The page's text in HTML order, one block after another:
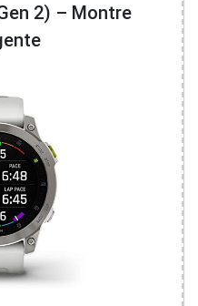
2) – Montre